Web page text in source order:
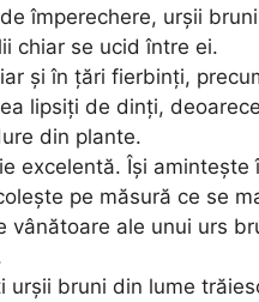
împerechere, urșii
chiar se ucid între ei.
și în țări fierbinți,
lipsiți de dinți,
din plante.
excelentă. Își
pe măsură ce se
vânătoare ale unui urs
urșii bruni din lume